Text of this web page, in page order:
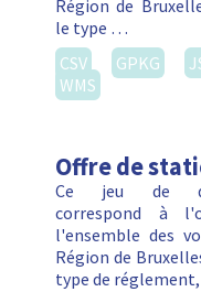
Région de
le type …
CSV
GPKG
WMS
Offre de
Ce jeu de
correspond à
l'ensemble des
Région de
type de